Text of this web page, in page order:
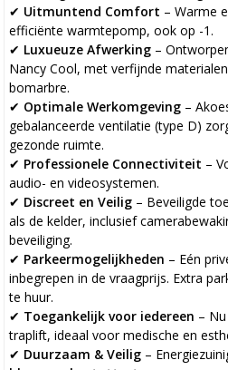
✔ Uitmuntend Comfort – Warme
efficiënte warmtepomp, ook op -1.
✔ Luxueuze Afwerking –
Nancy Cool, met verfijnde
bomarbre.
✔ Optimale Werkomgeving –
gebalanceerde ventilatie (type D)
gezonde ruimte.
✔ Professionele Connectiviteit –
audio- en videosystemen.
✔ Discreet en Veilig – Beveiligde
als de kelder, inclusief
beveiliging.
✔ Parkeermogelijkheden – Eén
inbegrepen in de vraagprijs. Extra
te huur.
✔ Toegankelijk voor iedereen –
traplift, ideaal voor medische en
✔ Duurzaam & Veilig –